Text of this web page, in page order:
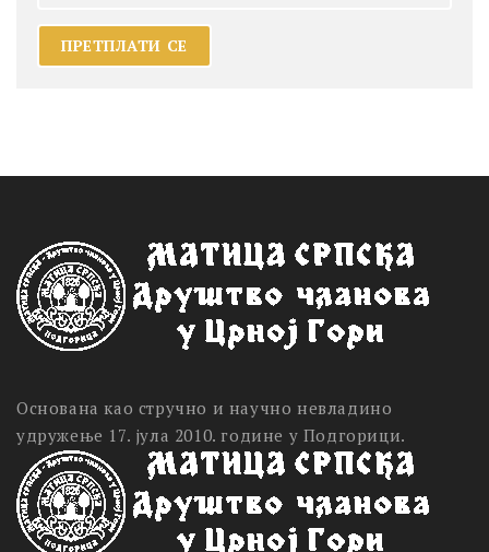
Основана као стручно и научно невладино
удружење 17. јула 2010. године у Подгорици.